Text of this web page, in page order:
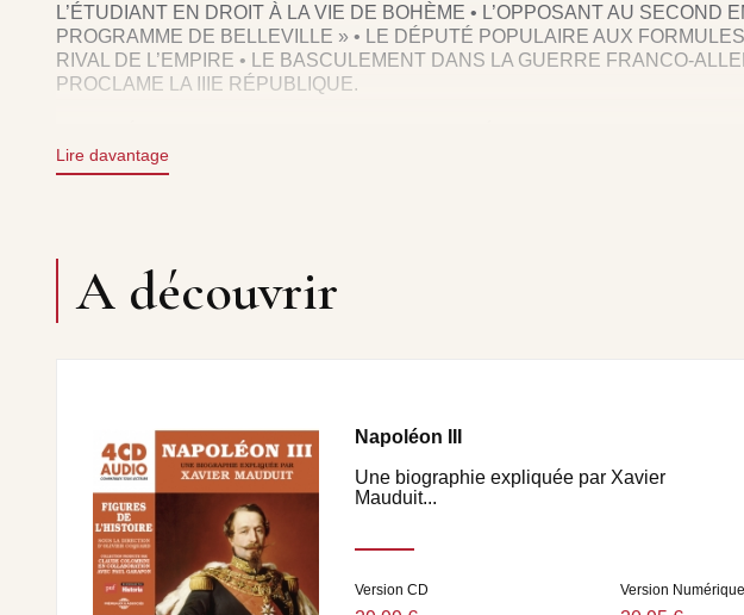
L’ÉTUDIANT EN DROIT À LA VIE DE BOHÈME • L’OPPOSANT AU SECOND
PROGRAMME DE BELLEVILLE » • LE DÉPUTÉ POPULAIRE AUX
RIVAL DE L’EMPIRE • LE BASCULEMENT DANS LA GUERRE FRANCO-
PROCLAME LA IIIE RÉPUBLIQUE.
DÉFENSE NATIONALE • LE MINISTRE DE LA GUERRE ORGANISE L’ARMÉE
QUESTIONS SOCIALES • LE REMPART FACE À LA MONARCHIE • LE
LA FRANCE DANS LE MONDE • L’OPPOSITION DE GAUCHE À GAMBETTA
POUVOIR • LA CHUTE DE GAMBETTA • UNE MORT TRAGIQUE ET
RÉPUBLICAINE.
Lire davantage
A découvrir
Napoléon III
Une biographie expliquée par Xavier
Mauduit...
Version CD Version Numérique